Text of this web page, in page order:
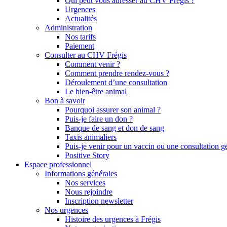
Urgences
Actualités
Administration
Nos tarifs
Paiement
Consulter au CHV Frégis
Comment venir ?
Comment prendre rendez-vous ?
Déroulement d’une consultation
Le bien-être animal
Bon à savoir
Pourquoi assurer son animal ?
Puis-je faire un don ?
Banque de sang et don de sang
Taxis animaliers
Puis-je venir pour un vaccin ou une consultation
Positive Story
Espace professionnel
Informations générales
Nos services
Nous rejoindre
Inscription newsletter
Nos urgences
Histoire des urgences à Frégis